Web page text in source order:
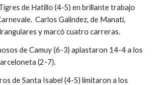
de Hatillo (4-5) en brillante trabajo
Carlos Galindez, de Manatí,
y marcó cuatro carreras.
de Camuy (6-3) aplastaron 14-4 a los
(2-7).
de Santa Isabel (4-5) limitaron a los